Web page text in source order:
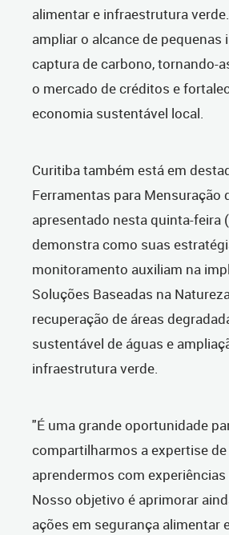
alimentar e infraestrutura
ampliar o alcance de pequenas
captura de carbono, tornando-
o mercado de créditos e
economia sustentável local.
Curitiba também está em
Ferramentas para Mensuração
apresentado nesta quinta-feira
demonstra como suas
monitoramento auxiliam na
Soluções Baseadas na
recuperação de áreas
sustentável de águas e
infraestrutura verde.
"É uma grande oportunidade
compartilharmos a expertise
aprendermos com
Nosso objetivo é aprimorar
ações em segurança alimentar